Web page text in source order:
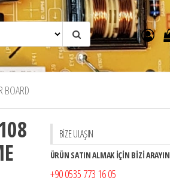
BOARD
BİZE ULAŞIN
ÜRÜN SATIN ALMAK İÇİN BİZİ ARAYIN
+90 0535 773 16 05